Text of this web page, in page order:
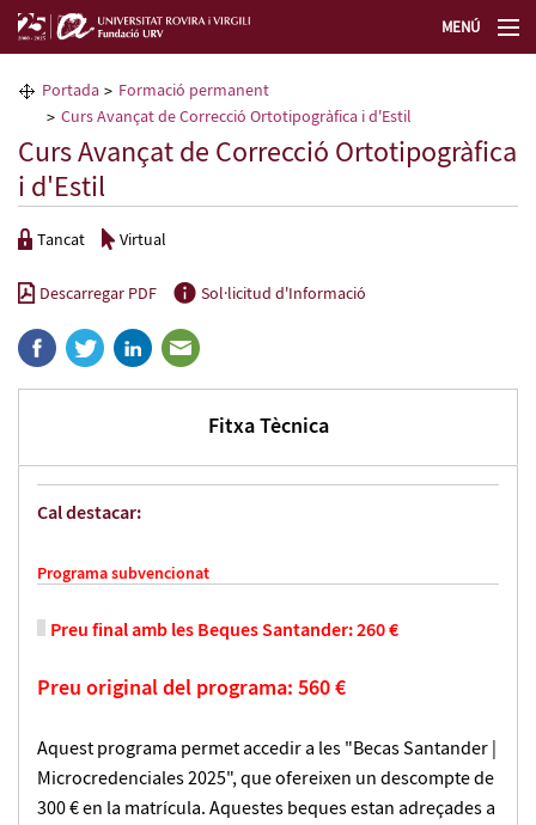
MENÚ
La Fundació URV
Formació permanent
Transferència de tecnologia
Portada
Formació permanent
Curs Avançat de Correcció Ortotipogràfica i d'Estil
Curs Avançat de Correcció Ortotipogràfica
i d'Estil
Tancat Virtual
Descarregar PDF Sol·licitud d'Informació
Fitxa Tècnica
Cal destacar:
Programa subvencionat
Preu final amb les Beques Santander: 260 €
Preu original del programa: 560 €
Aquest programa permet accedir a les "Becas Santander |
Microcredenciales 2025", que ofereixen un descompte de
300 € en la matrícula. Aquestes beques estan adreçades a